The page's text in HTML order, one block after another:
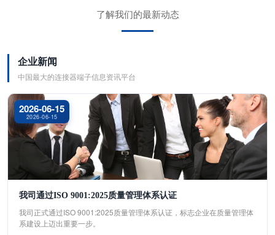
了解我们的最新动态
企业新闻
中国最大的连接器端子信息资讯平台
2026-06-15
2026-06-15
我司通过ISO 9001:2025质量管理体系认证
我司正式通过ISO 9001:2025质量管理体系认证，标志企业在质量管理体
系建设上迈出重要一步。